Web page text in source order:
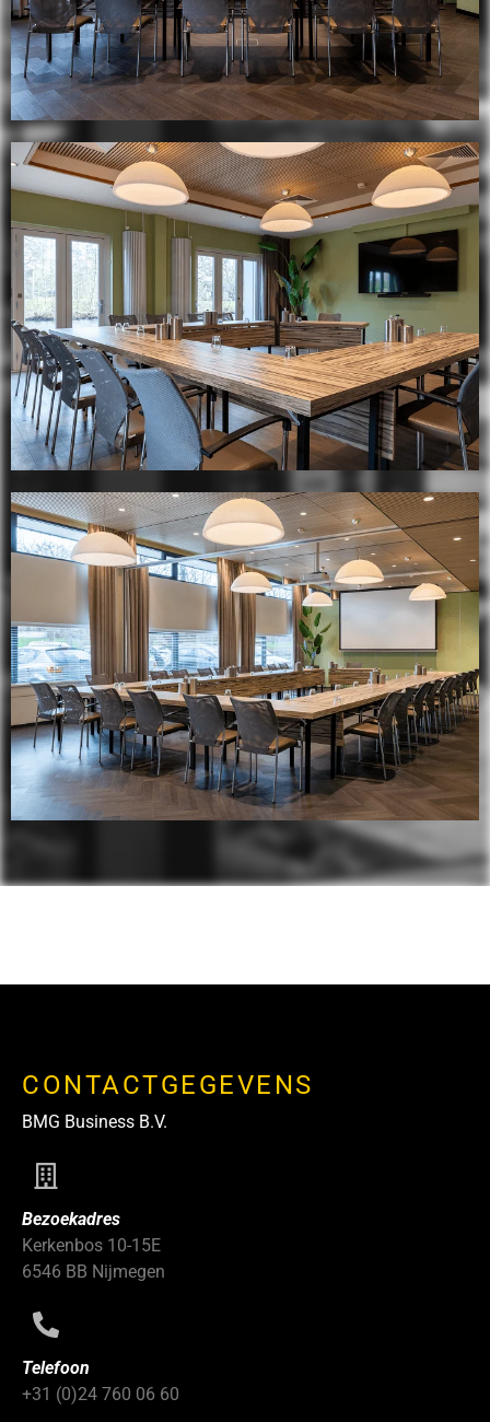
CONTACTGEGEVENS
BMG Business B.V.
Bezoekadres
Kerkenbos 10-15E
6546 BB Nijmegen
Telefoon
+31 (0)24 760 06 60